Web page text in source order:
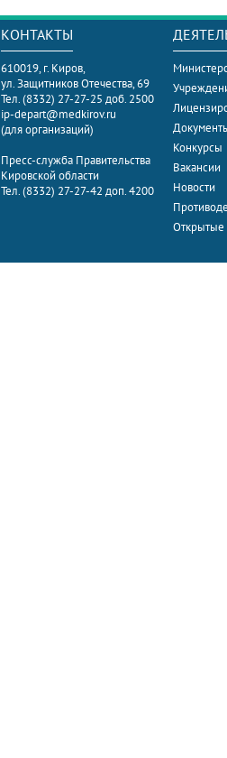
КОНТАКТЫ
610019, г. Киров,
ул. Защитников Отечества, 69
Тел. (8332) 27-27-25 доб. 2500
ip-depart@medkirov.ru
(для организаций)
Пресс-служба Правительства
Кировской области
Тел. (8332) 27-27-42 доп. 4200
Конкурсы
Вакансии
Новости